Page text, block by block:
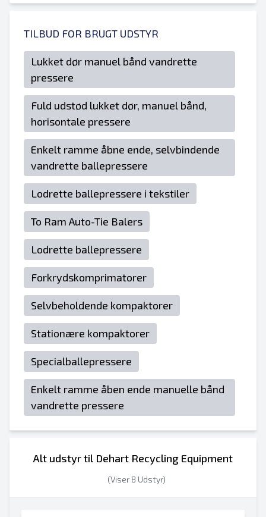
TILBUD FOR BRUGT UDSTYR
Lukket dør manuel bånd vandrette
pressere
Fuld udstød lukket dør, manuel bånd,
horisontale pressere
Enkelt ramme åbne ende, selvbindende
vandrette ballepressere
Lodrette ballepressere i tekstiler
To Ram Auto-Tie Balers
Lodrette ballepressere
Forkrydskomprimatorer
Selvbeholdende kompaktorer
Stationære kompaktorer
Specialballepressere
Enkelt ramme åben ende manuelle bånd
vandrette pressere
Alt udstyr til Dehart Recycling Equipment
(Viser 8 Udstyr)